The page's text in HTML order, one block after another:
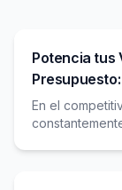
Potencia tus
En el